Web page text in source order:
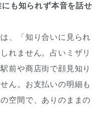
も知られず本音を話せ
、「知り合いに見られ
れません。占いミザリ
前や商店街で顔見知り
ん。お支払いの明細も
空間で、ありのままの